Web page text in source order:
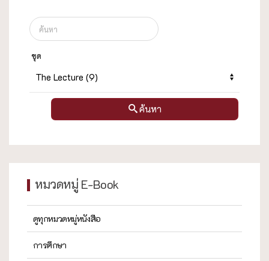
ชุด
ค้นหา
หมวดหมู่ E-Book
ดูทุกหมวดหมู่หนังสือ
การศึกษา